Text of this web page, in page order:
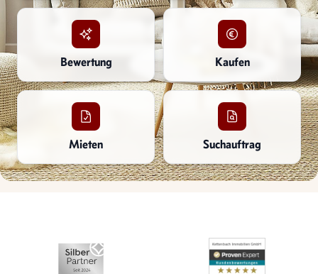
Bewertung Kaufen
Mieten Suchauftrag